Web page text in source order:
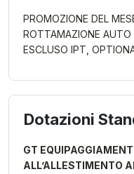
PROMOZIONE DEL
ROTTAMAZIONE
ESCLUSO IPT,
Dotazioni
GT
ALL’ALLESTIMENTO